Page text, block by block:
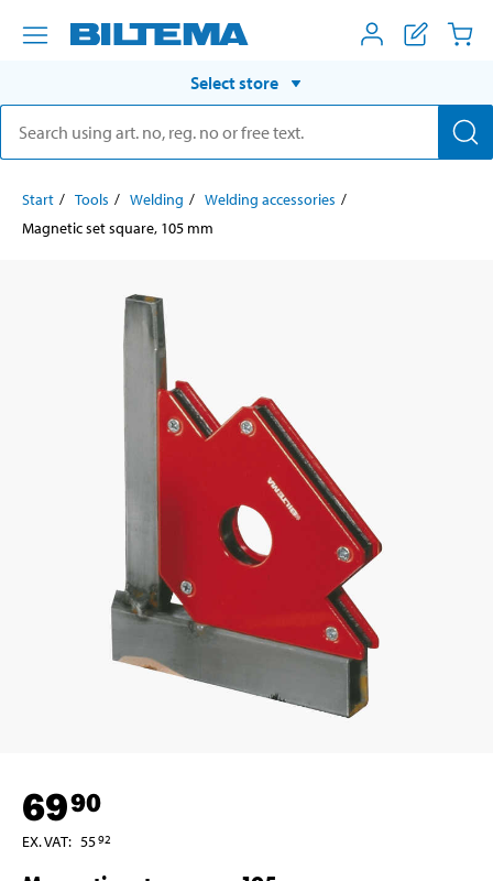
Select store
Start Tools Welding
Welding accessories
Magnetic set square, 105 mm
6990
EX. VAT: 5592